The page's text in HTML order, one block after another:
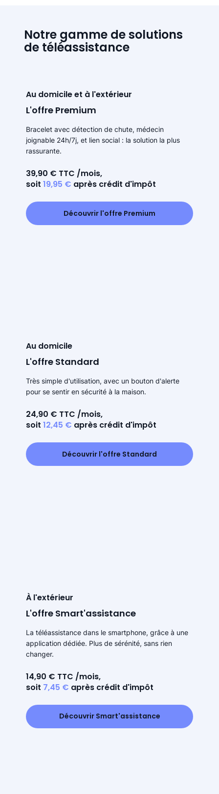
Notre gamme de solutions
de téléassistance
Au domicile et à l'extérieur
L'offre Premium
Bracelet avec détection de chute, médecin
joignable 24h/7j, et lien social : la solution la plus
rassurante.
39,90 € TTC /mois,
soit 19,95 € après crédit d'impôt
Découvrir l'offre Premium
Au domicile
L'offre Standard
Très simple d'utilisation, avec un bouton d'alerte
pour se sentir en sécurité à la maison.
24,90 € TTC /mois,
soit 12,45 € après crédit d'impôt
Découvrir l'offre Standard
À l'extérieur
L'offre Smart'assistance
La téléassistance dans le smartphone, grâce à une
application dédiée. Plus de sérénité, sans rien
changer.
14,90 € TTC /mois,
soit 7,45 € après crédit d'impôt
Découvrir Smart'assistance